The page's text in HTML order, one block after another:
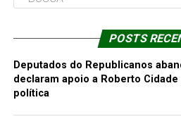
POSTS
Deputados do Republicanos
declaram apoio a Roberto
política